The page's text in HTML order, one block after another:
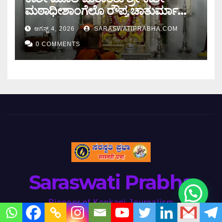
ಮಠಾಧೀಶಾಂಗೆಲೊ ರೌಪ್ಯ ಚಾತುರ್ಮಾಸು
ಆರಂಭ.
ಆಗಸ್ಟ್ 4, 2026 SARASWATIPRABHA.COM
0 COMMENTS
Saraswati Prabha
Pioneer of Konkani Journalism